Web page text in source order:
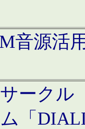
音源活
ークル
「